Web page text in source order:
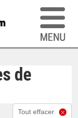
de
Tout effacer